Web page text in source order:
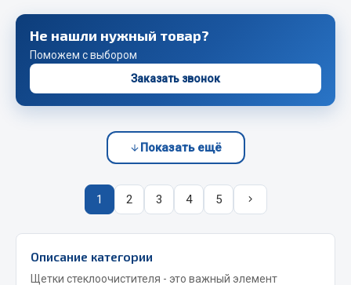
Двигатель
Система охлаждения
Сцепление
Ось передняя
Тормозная система
Электрооборудование
Не нашли нужный товар?
Поможем с выбором
Заказать звонок
Показать ещё
1 2 3 4 5
Описание категории
Щетки стеклоочистителя - это важный элемент